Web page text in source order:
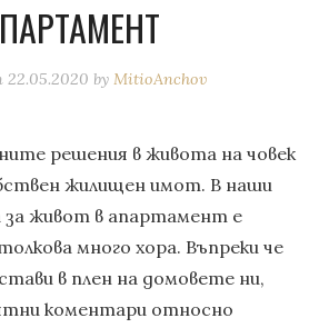
22.05.2020 by MitioAnchov
решения в живота на човек
жилищен имот. В наши
за живот в апартамент е
много хора. Въпреки че
в плен на домовете ни,
коментари относно